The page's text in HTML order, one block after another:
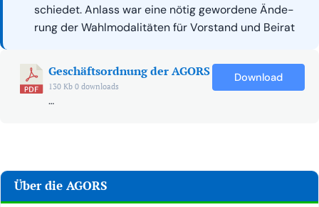
schie­det. Anlass war eine nötig gewor­de­ne Ände­
rung der Wahl­mo­da­li­tä­ten für Vor­stand und Beirat
Geschäftsordnung der AGORS
130 Kb 0 downloads
…
Down­load
Über die AGORS